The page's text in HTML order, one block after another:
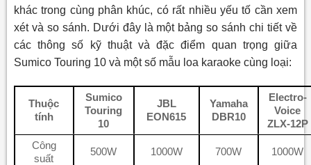
khác trong cùng phân khúc, có rất nhiều yếu tố cần xem
xét và so sánh. Dưới đây là một bảng so sánh chi tiết về
các thông số kỹ thuật và đặc điểm quan trọng giữa
Sumico Touring 10 và một số mẫu loa karaoke cùng loại:
Thuộc
tính
Sumico
Touring
10
JBL
EON615
Yamaha
DBR10
Electro-
Voice
ZLX-12P
Công
suất
500W 1000W 700W 1000W